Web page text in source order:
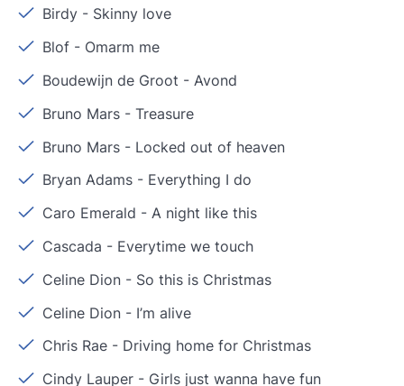
Birdy - Skinny love
Blof - Omarm me
Boudewijn de Groot -Avond
Bruno Mars -Treasure
Bruno Mars - Locked out of heaven
Bryan Adams - Everything I do
Caro Emerald -A night like this
Cascada - Everytime we touch
Celine Dion - So this is Christmas
Celine Dion - I’m alive
Chris Rae - Driving home for Christmas
Cindy Lauper - Girls just wanna have fun